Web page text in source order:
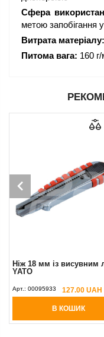
Сфера
метою запобігання
Витрата матеріалу:
Питома вага: 160
Ніж 18 мм із висувним
YATO
Арт.: 00095933 127.00 UAH
В КОШИК